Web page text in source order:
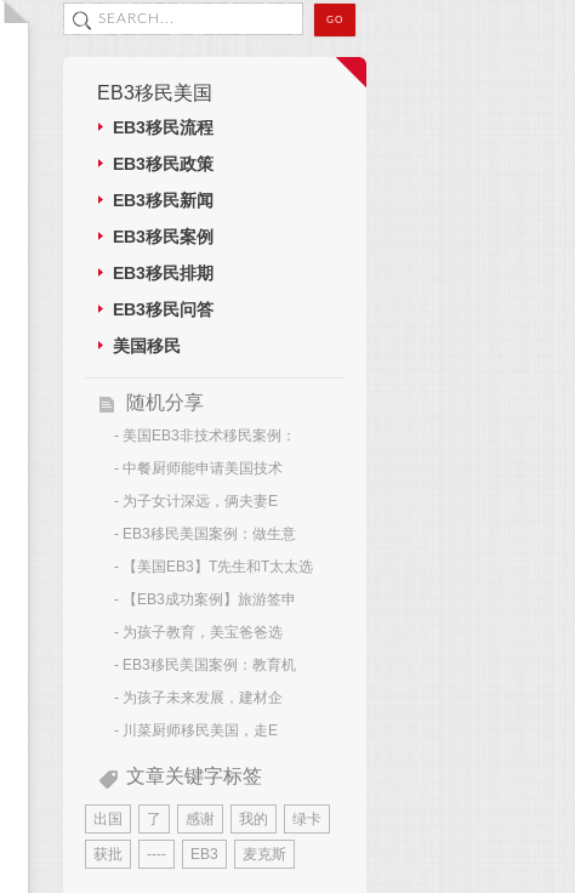
EB3移民美国
EB3移民流程
EB3移民政策
EB3移民新闻
EB3移民案例
EB3移民排期
EB3移民问答
美国移民
随机分享
- 美国EB3非技术移民案例：
- 中餐厨师能申请美国技术
- 为子女计深远，俩夫妻E
- EB3移民美国案例：做生意
- 【美国EB3】T先生和T太太选
- 【EB3成功案例】旅游签申
- 为孩子教育，美宝爸爸选
- EB3移民美国案例：教育机
- 为孩子未来发展，建材企
- 川菜厨师移民美国，走E
文章关键字标签
出国 了 感谢 我的 绿卡
获批 ---- EB3 麦克斯